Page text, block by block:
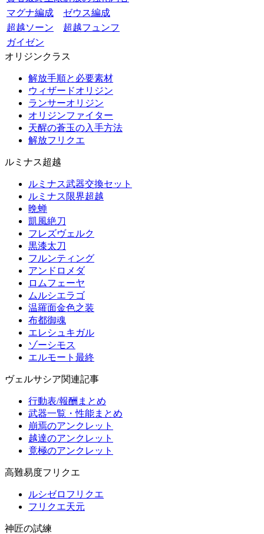
マグナ編成
ゼウス編成
超越ソーン
超越フュンフ
ガイゼン
オリジンクラス
解放手順と必要素材
ウィザードオリジン
ランサーオリジン
オリジンファイター
天醒の蒼玉の入手方法
解放フリクエ
ルミナス超越
ルミナス武器交換セット
ルミナス限界超越
晩蝉
凱風絶刀
フレズヴェルク
黒漆太刀
フルンティング
アンドロメダ
ロムフェーヤ
ムルシエラゴ
温羅面金色之装
布都御魂
エレシュキガル
ゾーシモス
エルモート最終
ヴェルサシア関連記事
行動表/報酬まとめ
武器一覧・性能まとめ
崩焉のアンクレット
越達のアンクレット
竟極のアンクレット
高難易度フリクエ
ルシゼロフリクエ
フリクエ天元
神匠の試練